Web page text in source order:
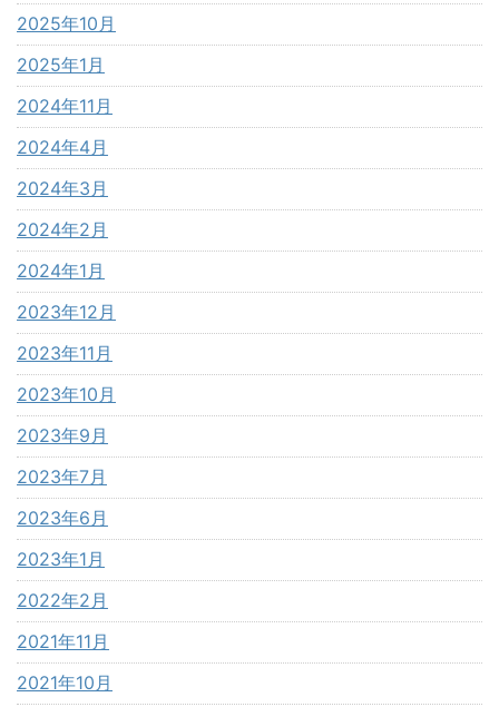
2025年10月
2025年1月
2024年11月
2024年4月
2024年3月
2024年2月
2024年1月
2023年12月
2023年11月
2023年10月
2023年9月
2023年7月
2023年6月
2023年1月
2022年2月
2021年11月
2021年10月